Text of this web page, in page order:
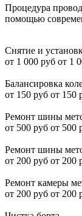
Процедура
помощью
Снятие и
от 1 000 руб от 1
Балансировка
от 150 руб от 150
Ремонт шины
от 500 руб от 500
Ремонт шины
от 200 руб от 200
Ремонт камеры
от 200 руб от 200